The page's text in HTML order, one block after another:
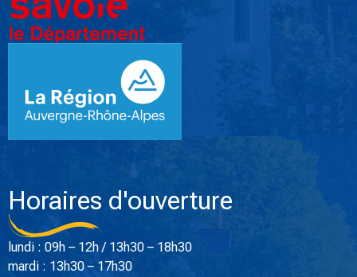
Horaires d'ouverture
lundi : 09h – 12h / 13h30 – 18h30
mardi : 13h30 – 17h30